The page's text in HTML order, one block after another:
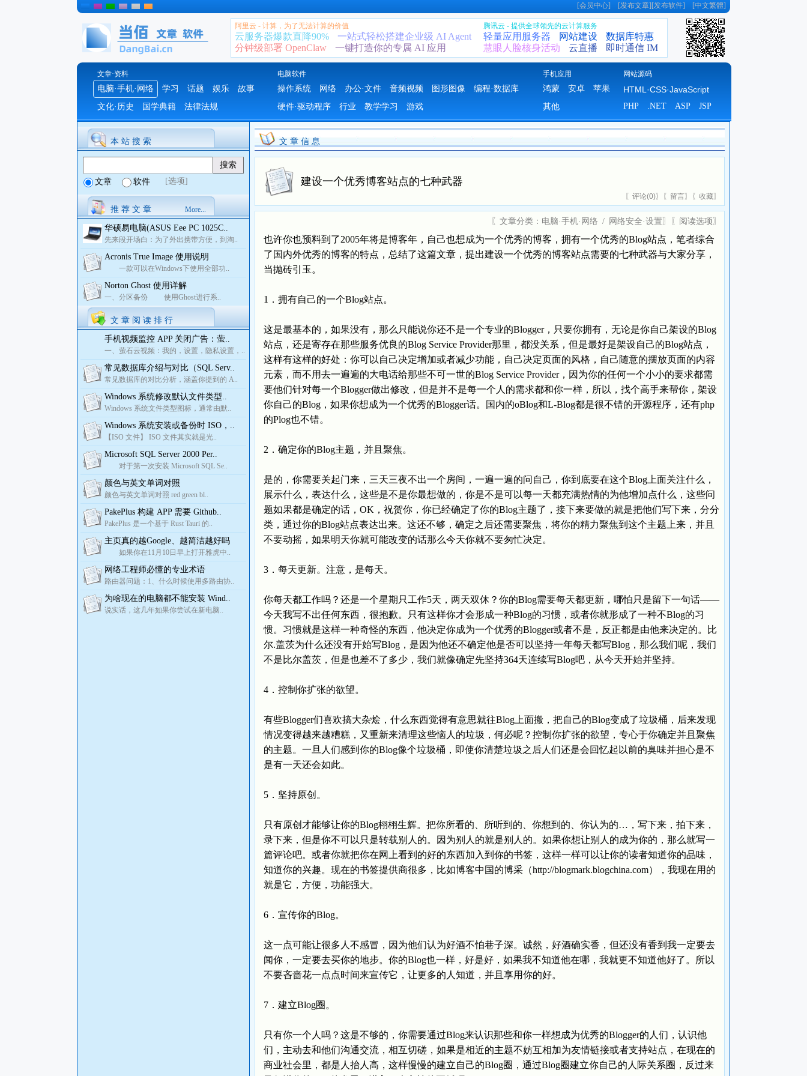
[会员中心] [发布文章][发布软件] [中文繁體]
阿里云 - 计算，为了无法计算的价值
云服务器爆款直降90%
一站式轻松搭建企业级 AI Agent
分钟级部署 OpenClaw
一键打造你的专属 AI 应用
腾讯云 - 提供全球领先的云计算服务
轻量应用服务器 网站建设
数据库特惠
慧眼人脸核身活动
云直播 即时通信 IM
文章·资料 电脑软件 手机应用 网站源码
电脑·手机·网络 学习 话题 娱乐
故事
文化·历史
国学典籍 法律法规
操作系统 网络 办公·文件 音频视频 图形图像
编程·数据库
硬件·驱动程序
行业 教学学习 游戏
鸿蒙 安卓
苹果
其他
HTML·CSS·JavaScript
PHP .NET ASP JSP
本 站 搜 索
文章 软件 [选项]
推 荐 文 章 More...
华硕易电脑(ASUS Eee PC 1025C..
先来段开场白：为了外出携带方便，到淘..
Acronis True Image 使用说明
一款可以在Windows下使用全部功..
Norton Ghost 使用详解
一、分区备份 使用Ghost进行系..
文 章 阅 读 排 行
手机视频监控 APP 关闭广告：萤..
一、萤石云视频：我的，设置，隐私设置，..
常见数据库介绍与对比（SQL Serv..
常见数据库的对比分析，涵盖你提到的 A..
Windows 系统修改默认文件类型..
Windows 系统文件类型图标，通常由默..
Windows 系统安装或备份时 ISO，..
【ISO 文件】 ISO 文件其实就是光..
Microsoft SQL Server 2000 Per..
对于第一次安装 Microsoft SQL Se..
颜色与英文单词对照
颜色与英文单词对照 red green bl..
PakePlus 构建 APP 需要 Github..
PakePlus 是一个基于 Rust Tauri 的..
主页真的越Google、越简洁越好吗
如果你在11月10日早上打开雅虎中..
网络工程师必懂的专业术语
路由器问题：1、什么时候使用多路由协..
为啥现在的电脑都不能安装 Wind..
说实话，这几年如果你尝试在新电脑..
文 章 信 息
建设一个优秀博客站点的七种武器
〖 评论(0)〗〖 留言〗〖 收藏〗
〖文章分类： 电脑·手机·网络 / 网络安全·设置〗〖 阅读选项〗
也许你也预料到了2005年将是博客年，自己也想成为一个优秀的博客，拥有一个优秀的Blog站点，笔者综合
了国内外优秀的博客的特点，总结了这篇文章，提出建设一个优秀的博客站点需要的七种武器与大家分享，
当抛砖引玉。
1．拥有自己的一个Blog站点。
这是最基本的，如果没有，那么只能说你还不是一个专业的Blogger，只要你拥有，无论是你自己架设的Blog
站点，还是寄存在那些服务优良的Blog Service Provider那里，都没关系，但是最好是架设自己的Blog站点，
这样有这样的好处：你可以自己决定增加或者减少功能，自己决定页面的风格，自己随意的摆放页面的内容
元素，而不用去一遍遍的大电话给那些不可一世的Blog Service Provider，因为你的任何一个小小的要求都需
要他们针对每一个Blogger做出修改，但是并不是每一个人的需求都和你一样，所以，找个高手来帮你，架设
你自己的Blog，如果你想成为一个优秀的Blogger话。国内的oBlog和L-Blog都是很不错的开源程序，还有php
的Plog也不错。
2．确定你的Blog主题，并且聚焦。
是的，你需要关起门来，三天三夜不出一个房间，一遍一遍的问自己，你到底要在这个Blog上面关注什么，
展示什么，表达什么，这些是不是你最想做的，你是不是可以每一天都充满热情的为他增加点什么，这些问
题如果都是确定的话，OK，祝贺你，你已经确定了你的Blog主题了，接下来要做的就是把他们写下来，分分
类，通过你的Blog站点表达出来。这还不够，确定之后还需要聚焦，将你的精力聚焦到这个主题上来，并且
不要动摇，如果明天你就可能改变的话那么今天你就不要匆忙决定。
3．每天更新。注意，是每天。
你每天都工作吗？还是一个星期只工作5天，两天双休？你的Blog需要每天都更新，哪怕只是留下一句话——
今天我写不出任何东西，很抱歉。只有这样你才会形成一种Blog的习惯，或者你就形成了一种不Blog的习
惯。习惯就是这样一种奇怪的东西，他决定你成为一个优秀的Blogger或者不是，反正都是由他来决定的。比
尔.盖茨为什么还没有开始写Blog，是因为他还不确定他是否可以坚持一年每天都写Blog，那么我们呢，我们
不是比尔盖茨，但是也差不了多少，我们就像确定先坚持364天连续写Blog吧，从今天开始并坚持。
4．控制你扩张的欲望。
有些Blogger们喜欢搞大杂烩，什么东西觉得有意思就往Blog上面搬，把自己的Blog变成了垃圾桶，后来发现
情况变得越来越糟糕，又重新来清理这些恼人的垃圾，何必呢？控制你扩张的欲望，专心于你确定并且聚焦
的主题。一旦人们感到你的Blog像个垃圾桶，即使你清楚垃圾之后人们还是会回忆起以前的臭味并担心是不
是有一天还会如此。
5．坚持原创。
只有原创才能够让你的Blog栩栩生辉。把你所看的、所听到的、你想到的、你认为的…，写下来，拍下来，
录下来，但是你不可以只是转载别人的。因为别人的就是别人的。如果你想让别人的成为你的，那么就写一
篇评论吧。或者你就把你在网上看到的好的东西加入到你的书签，这样一样可以让你的读者知道你的品味，
知道你的兴趣。现在的书签提供商很多，比如博客中国的博采（http://blogmark.blogchina.com），我现在用的
就是它，方便，功能强大。
6．宣传你的Blog。
这一点可能让很多人不感冒，因为他们认为好酒不怕巷子深。诚然，好酒确实香，但还没有香到我一定要去
闻你，一定要去买你的地步。你的Blog也一样，好是好，如果我不知道他在哪，我就更不知道他好了。所以
不要吝啬花一点点时间来宣传它，让更多的人知道，并且享用你的好。
7．建立Blog圈。
只有你一个人吗？这是不够的，你需要通过Blog来认识那些和你一样想成为优秀的Blogger的人们，认识他
们，主动去和他们沟通交流，相互切磋，如果是相近的主题不妨互相加为友情链接或者支持站点，在现在的
商业社会里，都是人抬人高，这样慢慢的建立自己的Blog圈，通过Blog圈建立你自己的人际关系圈，反过来